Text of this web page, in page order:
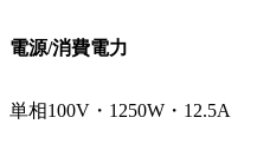
電源/消費電力
単相100V・1250W・12.5A